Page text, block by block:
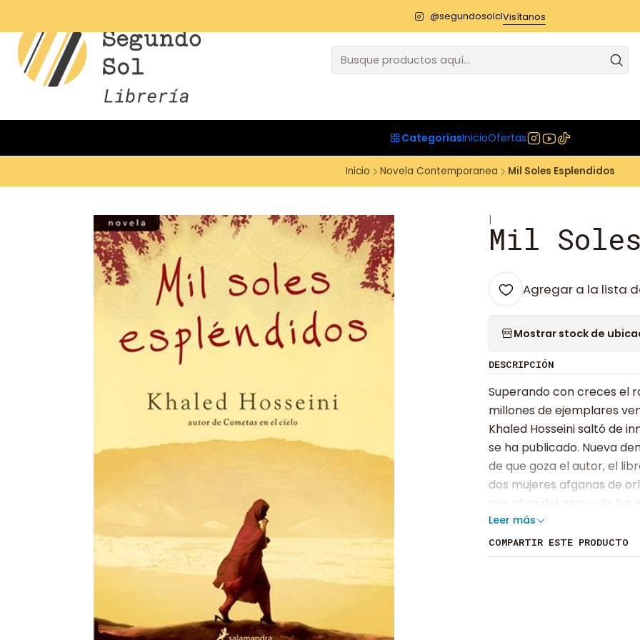
CategoríasInicioOfertas
@segundosolclVisítanos
Inicio Novela Contemporanea Mil Soles Esplendidos
|
Mil
Agregar a la lista
Mostrar stock de
DESCRIPCIÓN
Superando con creces el
millones de ejemplares
Khaled Hosseini saltó de
se ha publicado. Nueva
de que goza el autor, el
dos mujeres afganas de
por obra del azar y de las
treinta años.Hija ilegítima
madre en una modesta
cambia drásticamente
Leer más
COMPARTIR ESTE PRODUCTO